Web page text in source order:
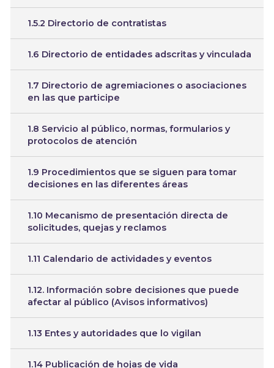
1.5.2 Directorio de contratistas
1.6 Directorio de entidades adscritas y vinculada
1.7 Directorio de agremiaciones o asociaciones
en las que participe
1.8 Servicio al público, normas, formularios y
protocolos de atención
1.9 Procedimientos que se siguen para tomar
decisiones en las diferentes áreas
1.10 Mecanismo de presentación directa de
solicitudes, quejas y reclamos
1.11 Calendario de actividades y eventos
1.12. Información sobre decisiones que puede
afectar al público (Avisos informativos)
1.13 Entes y autoridades que lo vigilan
1.14 Publicación de hojas de vida